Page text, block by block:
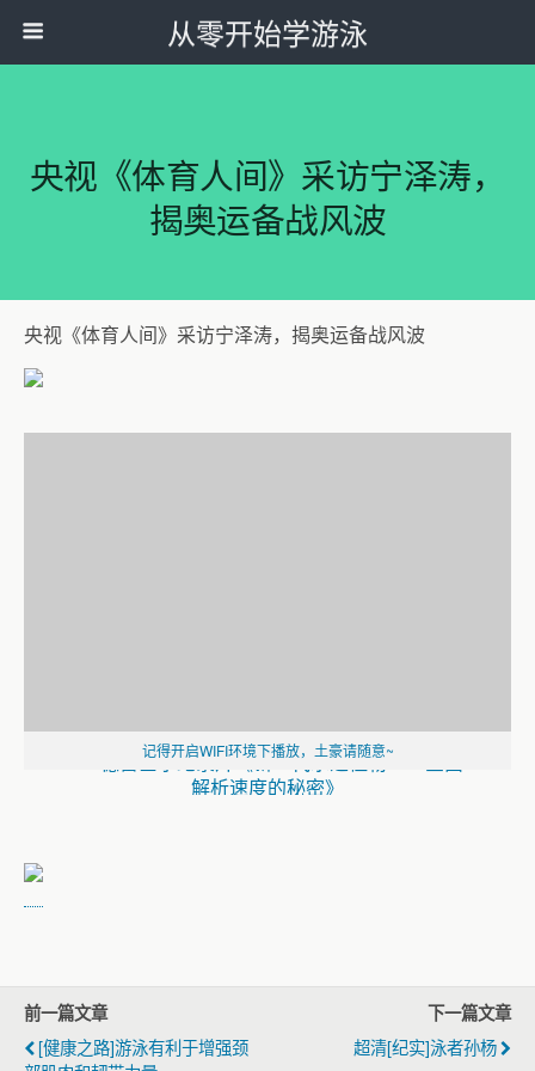
从零开始学游泳
央视《体育人间》采访宁泽涛，
揭奥运备战风波
央视《体育人间》采访宁泽涛，揭奥运备战风波
记得开启WIFI环境下播放，土豪请随意~
德雷塞尔纪录片《新一代水之怪物——全面
解析速度的秘密》
《2020东京奥运会：游泳全赛程回放》
2020东京奥运会：游泳第9天全赛程回放
（一）
前一篇文章
[健康之路]游泳有利于增强颈
下一篇文章
超清[纪实]泳者孙杨